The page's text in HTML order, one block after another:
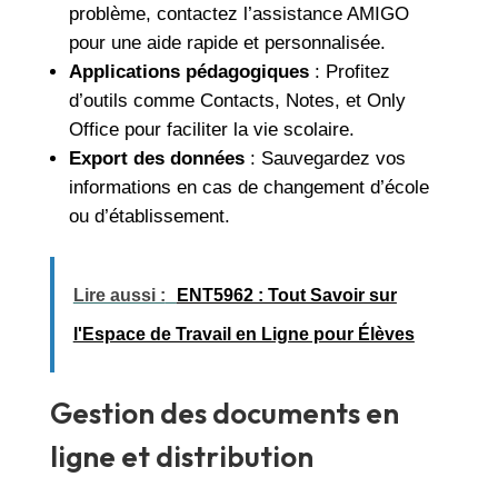
problème, contactez l’assistance AMIGO
pour une aide rapide et personnalisée.
Applications pédagogiques: Profitez
d’outils comme Contacts, Notes, et Only
Office pour faciliter la vie scolaire.
Export des données: Sauvegardez vos
informations en cas de changement d’école
ou d’établissement.
Lire aussi : ENT5962 : Tout Savoir sur
l'Espace de Travail en Ligne pour Élèves
Gestion des documents en
ligne et distribution